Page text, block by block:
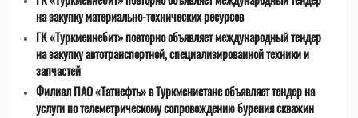
на закупку материально-технических ресурсов
ГК «Туркменнебит» повторно объявляет международный тендер
на закупку автотранспортной, специализированной техники и
запчастей
Филиал ПАО «Татнефть» в Туркменистане объявляет тендер на
услуги по телеметрическому сопровождению бурения скважин